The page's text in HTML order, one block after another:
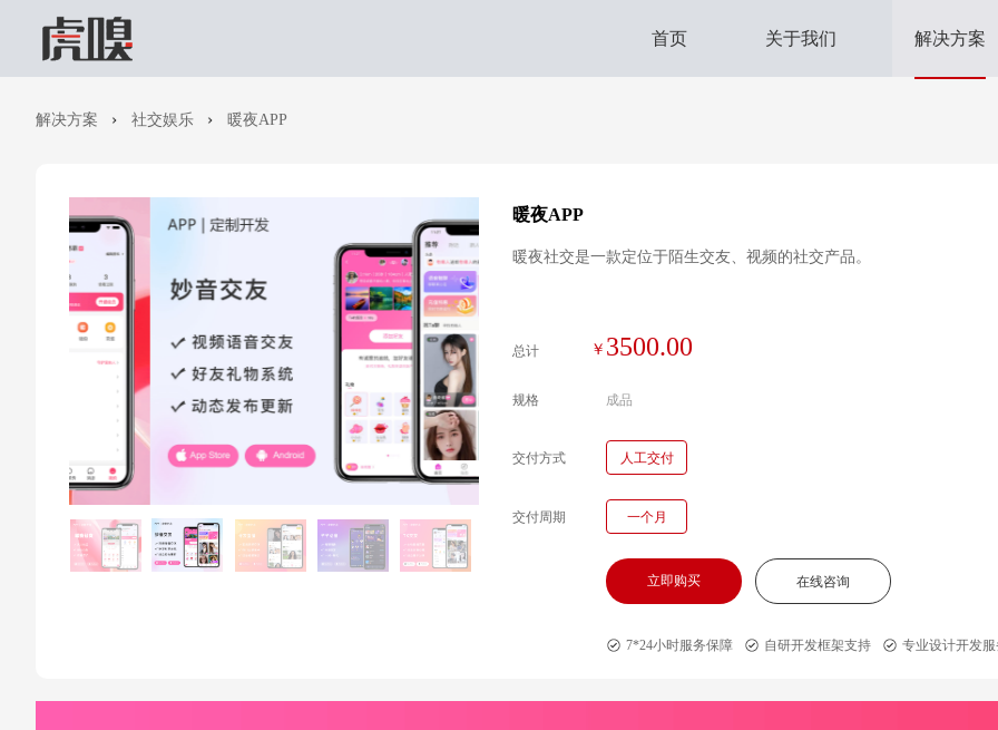
首页 关于我们 解决方案
解决方案 社交娱乐 暖夜APP
暖夜APP
暖夜社交是一款定位于陌生交友、视频的社交产品。
总计 3500.00
规格 成品
交付方式 人工交付
交付周期 一个月
立即购买 在线咨询
7*24小时服务保障 自研开发框架支持 专业设计开发